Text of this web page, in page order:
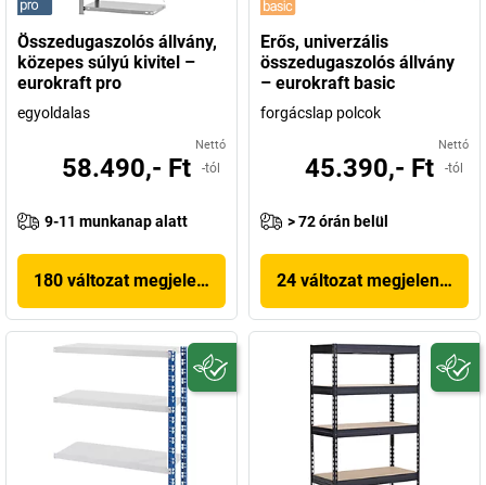
Összedugaszolós állvány,
közepes súlyú kivitel –
eurokraft pro
egyoldalas
Nettó
58.490,- Ft -tól
9-11 munkanap alatt
180 változat megjelenítése
Erős, univerzális
összedugaszolós állvány
– eurokraft basic
forgácslap polcok
Nettó
45.390,- Ft -tól
> 72 órán belül
24 változat megjelenítése